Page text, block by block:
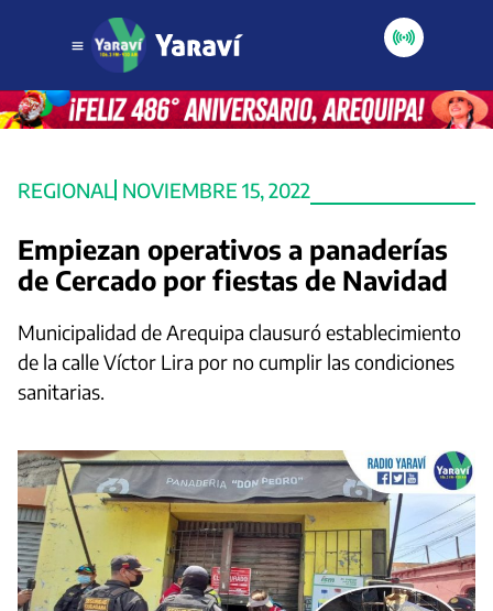
REGIONAL NOVIEMBRE 15, 2022
Empiezan operativos a panaderías
de Cercado por fiestas de Navidad
Municipalidad de Arequipa clausuró establecimiento
de la calle Víctor Lira por no cumplir las condiciones
sanitarias.